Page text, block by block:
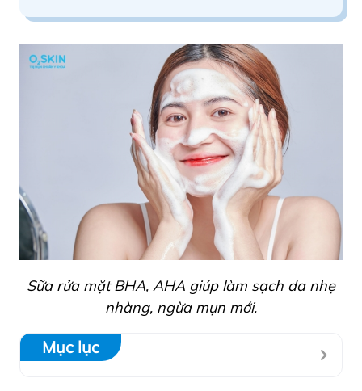
Sữa rửa mặt BHA, AHA giúp làm sạch da nhẹ
nhàng, ngừa mụn mới.
Mục lục